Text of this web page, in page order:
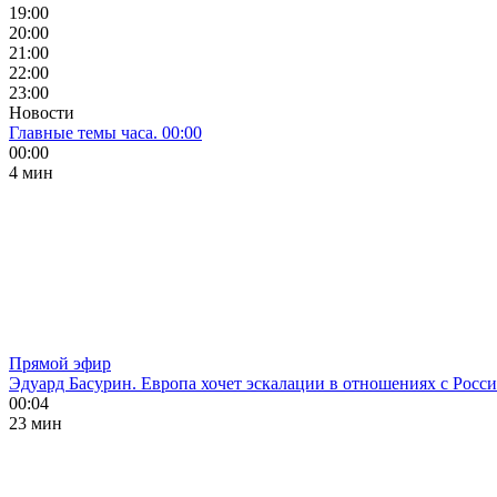
19:00
20:00
21:00
22:00
23:00
Новости
Главные темы часа. 00:00
00:00
4 мин
Прямой эфир
Эдуард Басурин. Европа хочет эскалации в отношениях с
00:04
23 мин